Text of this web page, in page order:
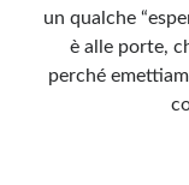
senza alcuna periodicità.
sensi della legge n· 62 del
pubblicato dai lettori nei
ritenuti offensivi o lesivi
razzisti o che
privacy. Alcune immagini
considerate di pubblico
un qualche
è alle porte,
perché